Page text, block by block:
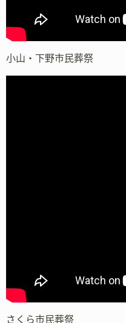
小山・下野市民葬祭
さくら市民葬祭